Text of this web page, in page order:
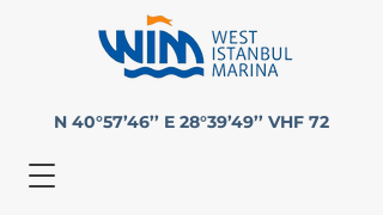
N 40°57’46’’ E 28°39’49’’ VHF 72